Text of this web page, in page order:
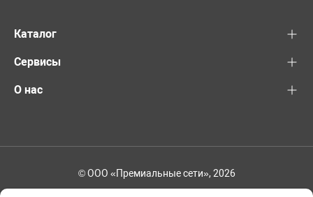
Каталог
Сервисы
О нас
© ООО «Премиальные сети», 2026